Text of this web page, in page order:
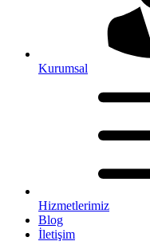
Kurumsal
Hizmetlerimiz
Blog
İletişim